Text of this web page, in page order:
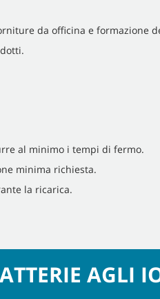
da officina e formazione
al minimo i tempi di fermo.
minima richiesta.
la ricarica.
AGLI